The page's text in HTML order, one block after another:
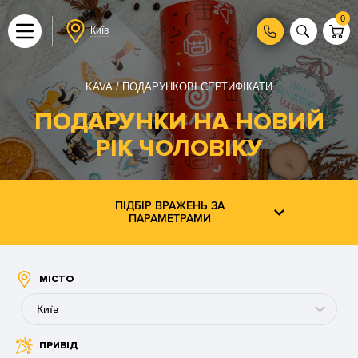
Київ
0
KAVA ПОДАРУНКОВІ СЕРТИФІКАТИ
ПОДАРУНКИ НА НОВИЙ
РІК ЧОЛОВІКУ
ПІДБІР ВРАЖЕНЬ ЗА
ПАРАМЕТРАМИ
МІСТО
Київ
Буковель
ПРИВІД